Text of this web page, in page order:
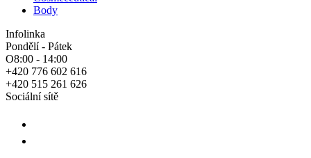
Body
Infolinka
Pondělí - Pátek
O8:00 - 14:00
+420 776 602 616
+420 515 261 626
Sociální sítě